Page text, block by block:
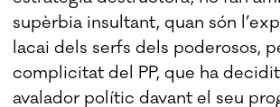
supèrbia insultant, quan són
lacai dels serfs dels poderosos,
complicitat del PP, que ha
avalador polític davant el seu